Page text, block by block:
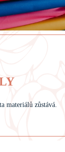
materiálů zůstává.